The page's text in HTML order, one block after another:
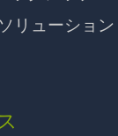
リューション